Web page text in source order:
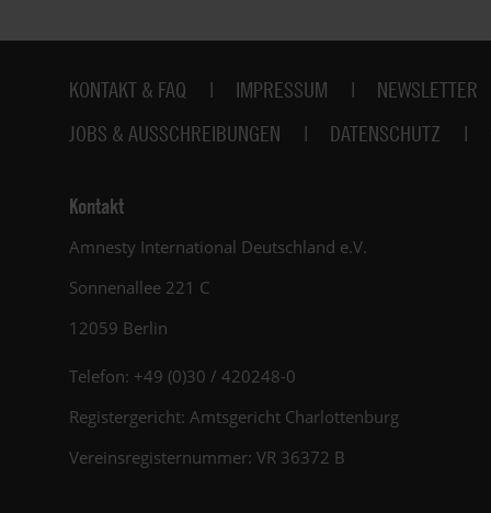
Fußbereich
KONTAKT & FAQ IMPRESSUM NEWSLETTER
JOBS & AUSSCHREIBUNGEN
DATENSCHUTZ
Kontakt
Amnesty International Deutschland e.V.
Sonnenallee 221 C
12059 Berlin
Telefon: +49 (0)30 / 420248-0
Registergericht: Amtsgericht Charlottenburg
Vereinsregisternummer: VR 36372 B